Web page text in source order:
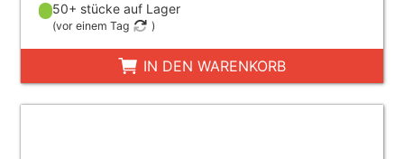
50+ stücke auf Lager
(vor einem Tag )
IN DEN WARENKORB